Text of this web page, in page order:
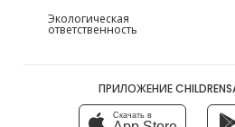
Экологическая
ответственность
ПРИЛОЖЕНИЕ
Скачать в